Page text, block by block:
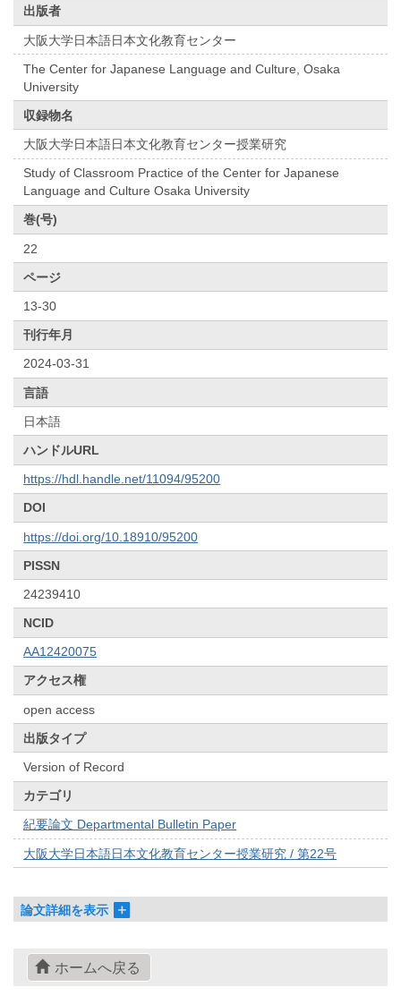
出版者
大阪大学日本語日本文化教育センター
The Center for Japanese Language and Culture, Osaka
University
収録物名
大阪大学日本語日本文化教育センター授業研究
Study of Classroom Practice of the Center for Japanese
Language and Culture Osaka University
巻(号)
22
ページ
13-30
刊行年月
2024-03-31
言語
日本語
ハンドルURL
https://hdl.handle.net/11094/95200
DOI
https://doi.org/10.18910/95200
PISSN
24239410
NCID
AA12420075
アクセス権
open access
出版タイプ
Version of Record
カテゴリ
紀要論文 Departmental Bulletin Paper
大阪大学日本語日本文化教育センター授業研究 / 第22号
論文詳細を表示
ホームへ戻る